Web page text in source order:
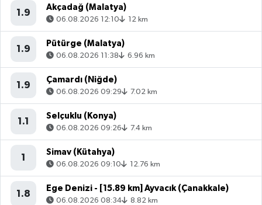
1.9
Akçadağ (Malatya)
06.08.2026 12:10 12 km
1.9
Pütürge (Malatya)
06.08.2026 11:38 6.96 km
1.9
Çamardı (Niğde)
06.08.2026 09:29 7.02 km
1.1
Selçuklu (Konya)
06.08.2026 09:26 7.4 km
1
Simav (Kütahya)
06.08.2026 09:10 12.76 km
1.8
Ege Denizi - [15.89 km] Ayvacık (Çanakkale)
06.08.2026 08:34 8.82 km